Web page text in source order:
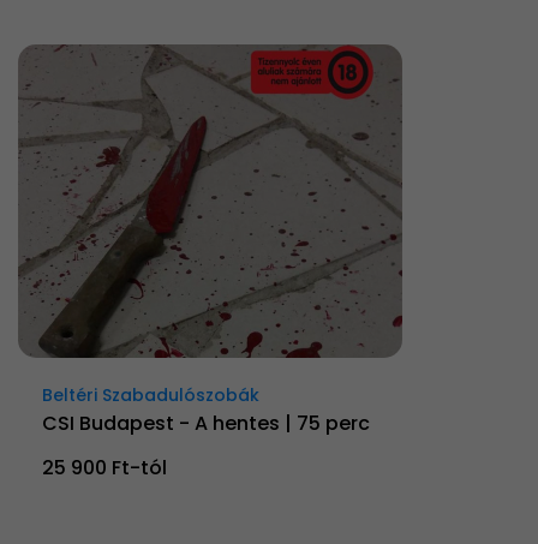
Beltéri Szabadulószobák
CSI Budapest - A hentes | 75 perc
25 900 Ft-tól